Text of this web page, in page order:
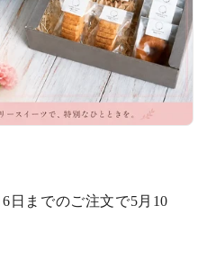
日までのご注文で5月10